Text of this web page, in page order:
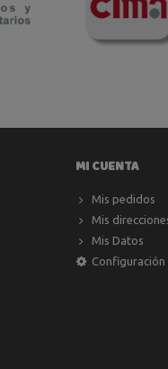
MI CUENTA
Mis pedidos
Mis
Mis Datos
Configuración